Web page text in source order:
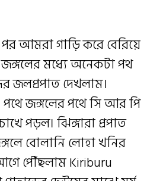
আমরা গাড়ি করে বেরিয়ে
মধ্যে অনেকটা পথ
জলপ্রপাত দেখলাম।
পথে জঙ্গলের পথে সি আর পি
পড়ল। ঝিঙ্গারা প্রপাত
বোলানি লোহা খনির
পৌঁছলাম Kiriburu